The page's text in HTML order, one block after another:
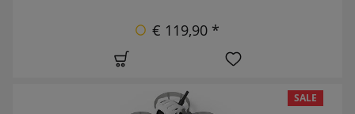
€ 119,90 *
SALE